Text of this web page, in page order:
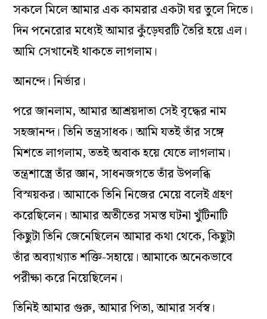
সকলে মিলে আমার এক কামরার একটা ঘর তুলে দিতে।
দিন পনেরোর মধ্যেই আমার কুঁড়েঘরটি তৈরি হয়ে এল।
আমি সেখানেই থাকতে লাগলাম।
আনন্দে। নির্ভার।
পরে জানলাম, আমার আশ্রয়দাতা সেই বৃদ্ধের নাম
সহজানন্দ। তিনি তন্ত্রসাধক। আমি যতই তাঁর সঙ্গে
মিশতে লাগলাম, ততই অবাক হয়ে যেতে লাগলাম।
তন্ত্রশাস্ত্রে তাঁর জ্ঞান, সাধনজগতে তাঁর উপলব্ধি
বিস্ময়কর। আমাকে তিনি নিজের মেয়ে বলেই গ্রহণ
করেছিলেন। আমার অতীতের সমস্ত ঘটনা খুঁটিনাটি
কিছুটা তিনি জেনেছিলেন আমার কথা থেকে, কিছুটা
তাঁর অব্যাখ্যাত শক্তি-সহায়ে। আমাকে অনেকভাবে
পরীক্ষা করে নিয়েছিলেন।
তিনিই আমার গুরু, আমার পিতা, আমার সর্বস্ব।